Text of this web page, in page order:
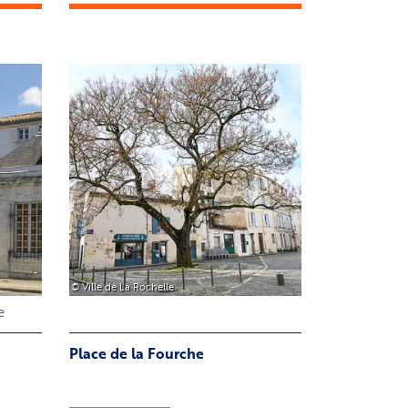
du
Image
© Ville de La Rochelle
Place de la Fourche